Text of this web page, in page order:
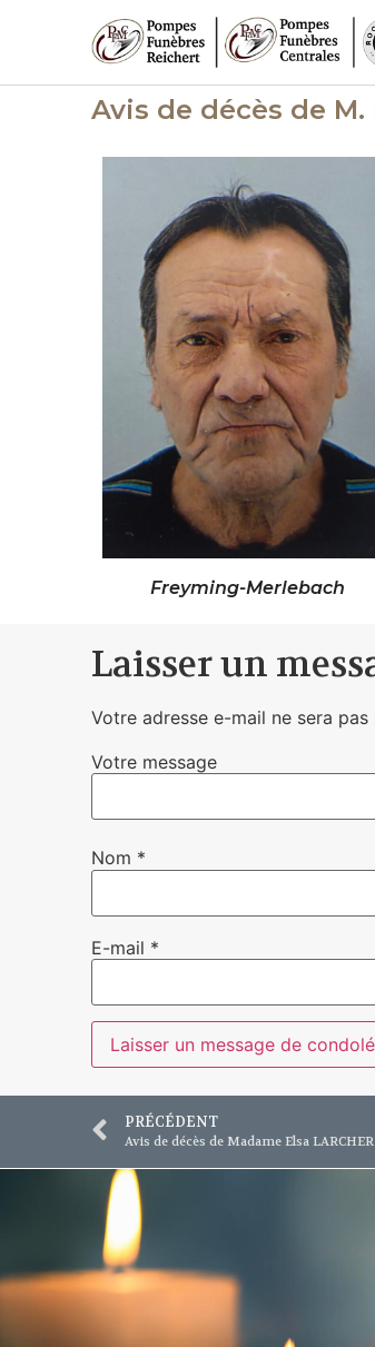
Avis de décès de
Freyming-Merlebach
Laisser un
Votre adresse e-mail ne sera pas
Votre message
Nom *
E-mail *
PRÉCÉDENT
Avis de décès de Madame Elsa